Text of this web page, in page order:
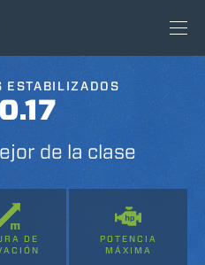
ESTABILIZADOS
de la clase
DE
POTENCIA
MÁXIMA